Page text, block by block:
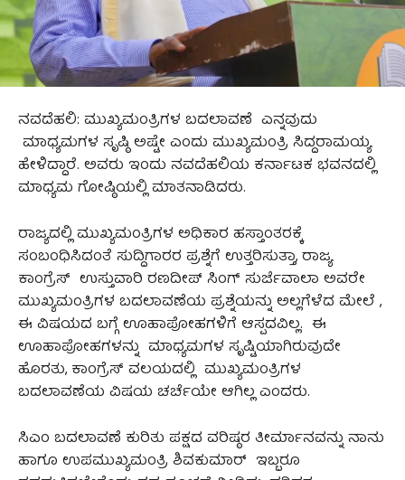
ನವದೆಹಲಿ: ಮುಖ್ಯಮಂತ್ರಿಗಳ ಬದಲಾವಣೆ ಎನ್ನವುದು
ಮಾಧ್ಯಮಗಳ ಸೃಷ್ಠಿ ಅಷ್ಟೇ ಎಂದು ಮುಖ್ಯಮಂತ್ರಿ ಸಿದ್ದರಾಮಯ್ಯ
ಹೇಳಿದ್ದಾರೆ. ಅವರು ಇಂದು ನವದೆಹಲಿಯ ಕರ್ನಾಟಕ ಭವನದಲ್ಲಿ
ಮಾಧ್ಯಮ ಗೋಷ್ಠಿಯಲ್ಲಿ ಮಾತನಾಡಿದರು.
ರಾಜ್ಯದಲ್ಲಿ ಮುಖ್ಯಮಂತ್ರಿಗಳ ಅಧಿಕಾರ ಹಸ್ತಾಂತರಕ್ಕೆ
ಸಂಬಂಧಿಸಿದಂತೆ ಸುದ್ದಿಗಾರರ ಪ್ರಶ್ನೆಗೆ ಉತ್ತರಿಸುತ್ತಾ, ರಾಜ್ಯ
ಕಾಂಗ್ರೆಸ್ ಉಸ್ತುವಾರಿ ರಣದೀಪ್ ಸಿಂಗ್ ಸುರ್ಜೆವಾಲಾ ಅವರೇ
ಮುಖ್ಯಮಂತ್ರಿಗಳ ಬದಲಾವಣೆಯ ಪ್ರಶ್ನೆಯನ್ನು ಅಲ್ಲಗೆಳೆದ ಮೇಲೆ ,
ಈ ವಿಷಯದ ಬಗ್ಗೆ ಊಹಾಪೋಹಗಳಿಗೆ ಆಸ್ಪದವಿಲ್ಲ. ಈ
ಊಹಾಪೋಹಗಳನ್ನು ಮಾಧ್ಯಮಗಳ ಸೃಷ್ಟಿಯಾಗಿರುವುದೇ
ಹೊರತು, ಕಾಂಗ್ರೆಸ್ ವಲಯದಲ್ಲಿ ಮುಖ್ಯಮಂತ್ರಿಗಳ
ಬದಲಾವಣೆಯ ವಿಷಯ ಚರ್ಚೆಯೇ ಆಗಿಲ್ಲ ಎಂದರು.
ಸಿಎಂ ಬದಲಾವಣೆ ಕುರಿತು ಪಕ್ಷದ ವರಿಷ್ಠರ ತೀರ್ಮಾನವನ್ನು ನಾನು
ಹಾಗೂ ಉಪಮುಖ್ಯಮಂತ್ರಿ ಶಿವಕುಮಾರ್‌ ಇಬ್ಬರೂ